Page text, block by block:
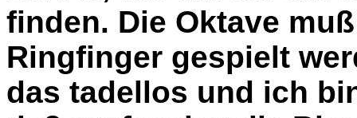
finden. Die Oktave
Ringfinger gespielt
das tadellos und ich